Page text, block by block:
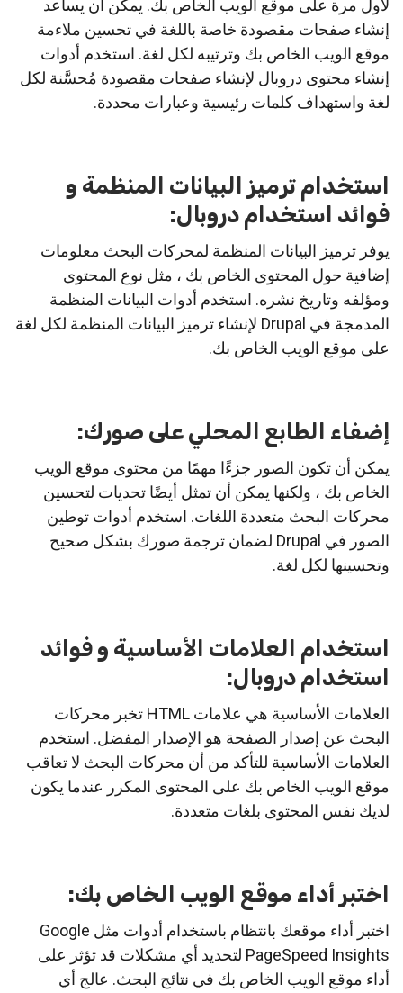
لأول مرة على موقع الويب الخاص بك. يمكن أن يساعد
إنشاء صفحات مقصودة خاصة باللغة في تحسين ملاءمة
موقع الويب الخاص بك وترتيبه لكل لغة. استخدم أدوات
إنشاء محتوى دروبال لإنشاء صفحات مقصودة مُحسَّنة لكل
لغة واستهداف كلمات رئيسية وعبارات محددة.
استخدام ترميز البيانات المنظمة و
فوائد استخدام دروبال:
يوفر ترميز البيانات المنظمة لمحركات البحث معلومات
إضافية حول المحتوى الخاص بك ، مثل نوع المحتوى
ومؤلفه وتاريخ نشره. استخدم أدوات البيانات المنظمة
المدمجة في Drupal لإنشاء ترميز البيانات المنظمة لكل لغة
على موقع الويب الخاص بك.
إضفاء الطابع المحلي على صورك:
يمكن أن تكون الصور جزءًا مهمًا من محتوى موقع الويب
الخاص بك ، ولكنها يمكن أن تمثل أيضًا تحديات لتحسين
محركات البحث متعددة اللغات. استخدم أدوات توطين
الصور في Drupal لضمان ترجمة صورك بشكل صحيح
وتحسينها لكل لغة.
استخدام العلامات الأساسية و فوائد
استخدام دروبال:
العلامات الأساسية هي علامات HTML تخبر محركات
البحث عن إصدار الصفحة هو الإصدار المفضل. استخدم
العلامات الأساسية للتأكد من أن محركات البحث لا تعاقب
موقع الويب الخاص بك على المحتوى المكرر عندما يكون
لديك نفس المحتوى بلغات متعددة.
اختبر أداء موقع الويب الخاص بك:
اختبر أداء موقعك بانتظام باستخدام أدوات مثل Google
PageSpeed ​​Insights لتحديد أي مشكلات قد تؤثر على
أداء موقع الويب الخاص بك في نتائج البحث. عالج أي